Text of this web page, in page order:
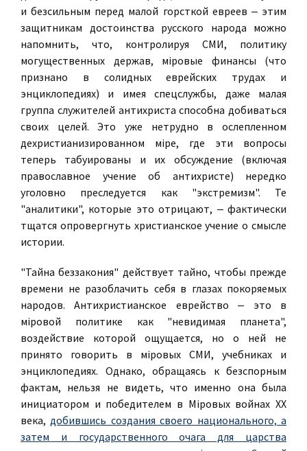
и безсильным перед малой горсткой евреев ‒ этим
защитникам достоинства русского народа можно
напомнить, что, контролируя СМИ, политику
могущественных держав, мiровые финансы (что
признано в солидных еврейских трудах и
энциклопедиях) и имея спецслужбы, даже малая
группа служителей антихриста способна добиваться
своих целей. Это уже нетрудно в ослепленном
дехристианизированном мiре, где эти вопросы
теперь табуированы и их обсуждение (включая
православное учение об антихристе) нередко
уголовно преследуется как "экстремизм". Те
"аналитики", которые это отрицают, ‒ фактически
тщатся опровергнуть христианское учение о смысле
истории.
"Тайна беззакония" действует тайно, чтобы прежде
времени не разоблачить себя в глазах покоряемых
народов. Антихристианское еврейство ‒ это в
мiровой политике как "невидимая планета",
воздействие которой ощущается, но о ней не
принято говорить в мiровых СМИ, учебниках и
энциклопедиях. Однако, обращаясь к безспорным
фактам, нельзя не видеть, что именно она была
инициатором и победителем в Мiровых войнах ХХ
века,добившись создания своего национального, а
затем и государственного очага для царства